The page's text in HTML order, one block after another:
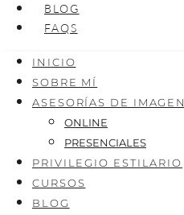
BLOG
FAQS
INICIO
SOBRE MÍ
ASESORÍAS DE IMAGEN
ONLINE
PRESENCIALES
PRIVILEGIO ESTILARIO
CURSOS
BLOG